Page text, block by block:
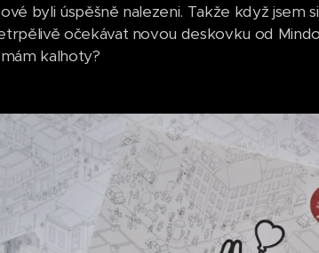
byli úspěšně nalezeni. Takže když jsem
očekávat novou deskovku od
kalhoty?